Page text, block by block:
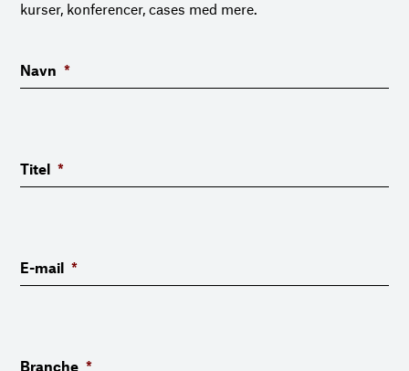
kurser, konferencer, cases med mere.
Navn *
Titel *
E-mail *
Branche *